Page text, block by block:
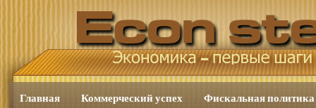
Главная Коммерческий успех Фискальная политика